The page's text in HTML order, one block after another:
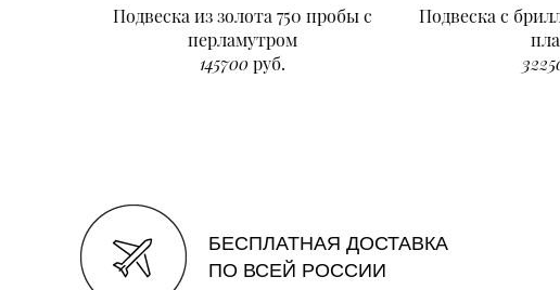
Подвеска из золота 750 пробы с
перламутром
145700руб.
Подвеска с
БЕСПЛАТНАЯ ДОСТАВКА
ПО ВСЕЙ РОССИИ